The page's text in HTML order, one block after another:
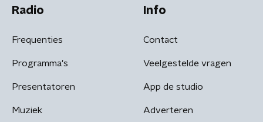
Radio
Frequenties
Programma's
Presentatoren
Muziek
Info
Contact
Veelgestelde vragen
App de studio
Adverteren